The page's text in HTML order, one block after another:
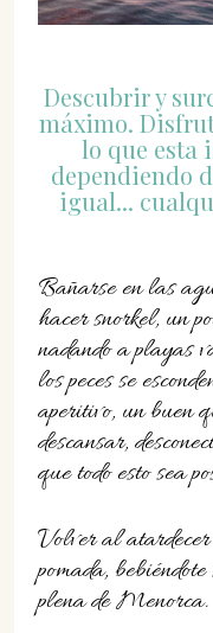
Descubrir y
máximo.
lo que esta
dependiendo
igual...
Bañarse en las
hacer snorkel, un
nadando a playas
los peces se
aperitivo, un buen
descansar,
que todo esto sea
Volver al
pomada,
plena de Menorca.